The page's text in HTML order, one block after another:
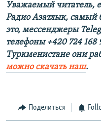
Уважаемый читатель,
Радио Азатлык, самый
это, мессенджеры
телефоны +420 724 168
Туркменистане они
можно скачать наш.
Поделиться